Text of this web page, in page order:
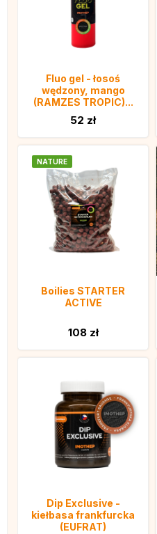
Fluo gel - łosoś
wędzony, mango
(RAMZES TROPIC)...
52 zł
NATURE
Boilies STARTER
ACTIVE
108 zł
Dip Exclusive -
kiełbasa frankfurcka
(EUFRAT)